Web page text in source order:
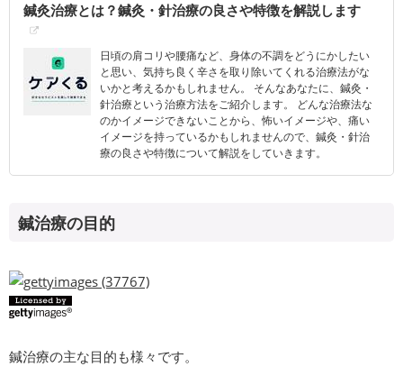
鍼灸治療とは？鍼灸・針治療の良さや特徴を解説します
日頃の肩コリや腰痛など、身体の不調をどうにかしたい
と思い、気持ち良く辛さを取り除いてくれる治療法がな
いかと考えるかもしれません。 そんなあなたに、鍼灸・
針治療という治療方法をご紹介します。 どんな治療法な
のかイメージできないことから、怖いイメージや、痛い
イメージを持っているかもしれませんので、鍼灸・針治
療の良さや特徴について解説をしていきます。
鍼治療の目的
鍼治療の主な目的も様々です。